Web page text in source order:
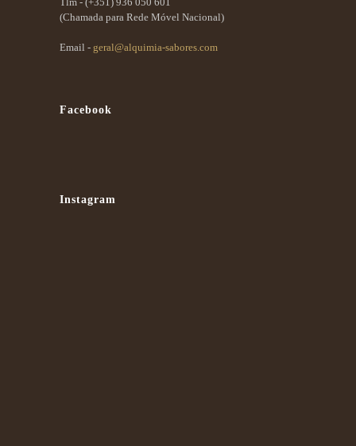
(Chamada para Rede Móvel Nacional)
Email - geral@alquimia-sabores.com
Facebook
Instagram